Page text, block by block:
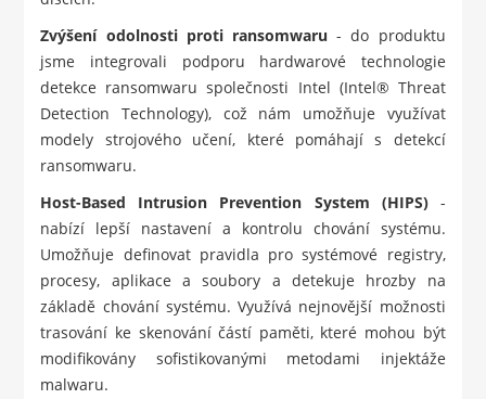
Zvýšení odolnosti proti ransomwaru - do produktu
jsme integrovali podporu hardwarové technologie
detekce ransomwaru společnosti Intel (Intel® Threat
Detection Technology), což nám umožňuje využívat
modely strojového učení, které pomáhají s detekcí
ransomwaru.
Host-Based Intrusion Prevention System (HIPS)-
nabízí lepší nastavení a kontrolu chování systému.
Umožňuje definovat pravidla pro systémové registry,
procesy, aplikace a soubory a detekuje hrozby na
základě chování systému. Využívá nejnovější možnosti
trasování ke skenování částí paměti, které mohou být
modifikovány sofistikovanými metodami injektáže
malwaru.